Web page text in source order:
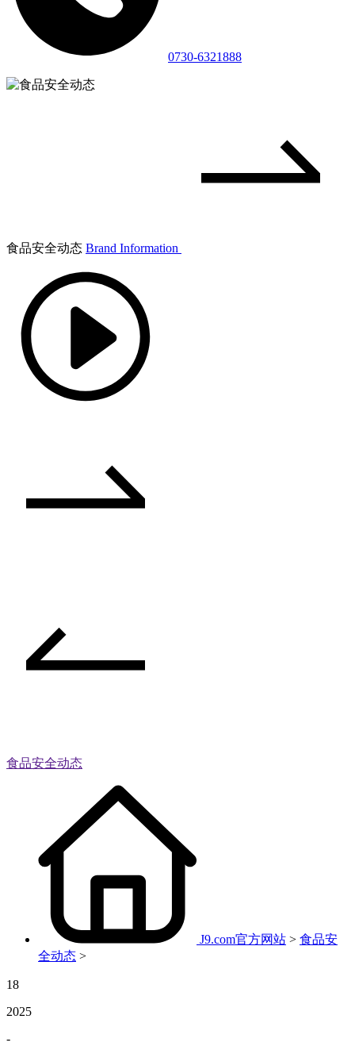
0730-6321888
食品安全动态 Brand Information
食品安全动态
J9.com官方网站 > 食品安
全动态 >
18
2025
-